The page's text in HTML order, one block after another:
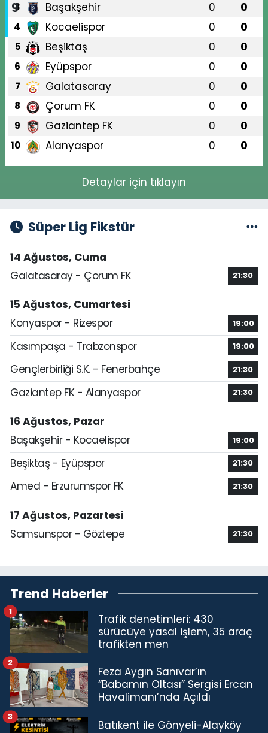
3 Başakşehir 0 0
4 Kocaelispor 0 0
5 Beşiktaş 0 0
6 Eyüpspor 0 0
7 Galatasaray 0 0
8 Çorum FK 0 0
9 Gaziantep FK 0 0
10 Alanyaspor 0 0
Detaylar için tıklayın
Süper Lig Fikstür
14 Ağustos, Cuma
Galatasaray - Çorum FK
21:30
15 Ağustos, Cumartesi
Konyaspor - Rizespor
19:00
Kasımpaşa - Trabzonspor 19:00
Gençlerbirliği S.K. - Fenerbahçe 21:30
Gaziantep FK - Alanyaspor 21:30
16 Ağustos, Pazar
Başakşehir - Kocaelispor
19:00
Beşiktaş - Eyüpspor 21:30
Amed - Erzurumspor FK 21:30
17 Ağustos, Pazartesi
Samsunspor - Göztepe
21:30
Trend Haberler
Trafik denetimleri: 430
sürücüye yasal işlem, 35 araç
trafikten men
1
Feza Aygın Sanıvar’ın
“Babamın Oltası” Sergisi Ercan
Havalimanı’nda Açıldı
2
Batıkent ile Gönyeli-Alayköy
3